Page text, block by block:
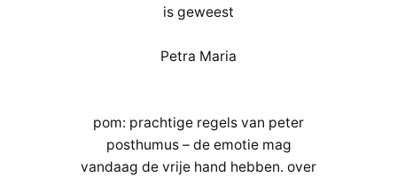
is geweest
Petra Maria
pom: prachtige regels van peter
posthumus – de emotie mag
vandaag de vrije hand hebben. over